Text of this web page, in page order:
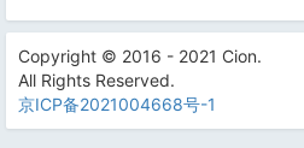
Copyright © 2016 - 2021 Cion.
All Rights Reserved.
京ICP备2021004668号-1